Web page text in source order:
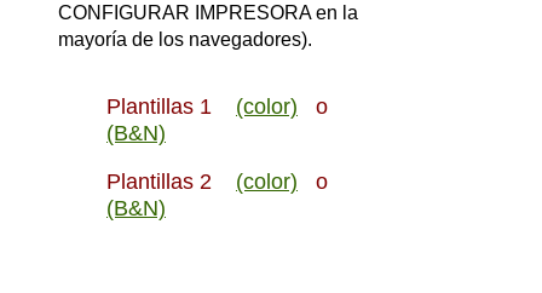
CONFIGURAR IMPRESORA en la
mayoría de los navegadores).
Plantillas 1 (color) o
(B&N)
Plantillas 2 (color) o
(B&N)